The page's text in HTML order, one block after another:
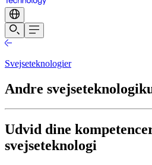
Svejseteknologier
Andre
Udvid dine
svejseteknologi